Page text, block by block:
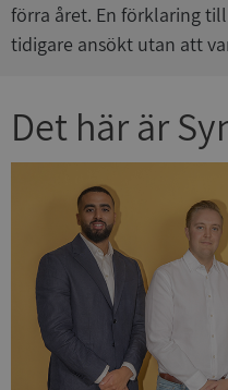
förra året. En förklaring
tidigare ansökt utan att
Det här är